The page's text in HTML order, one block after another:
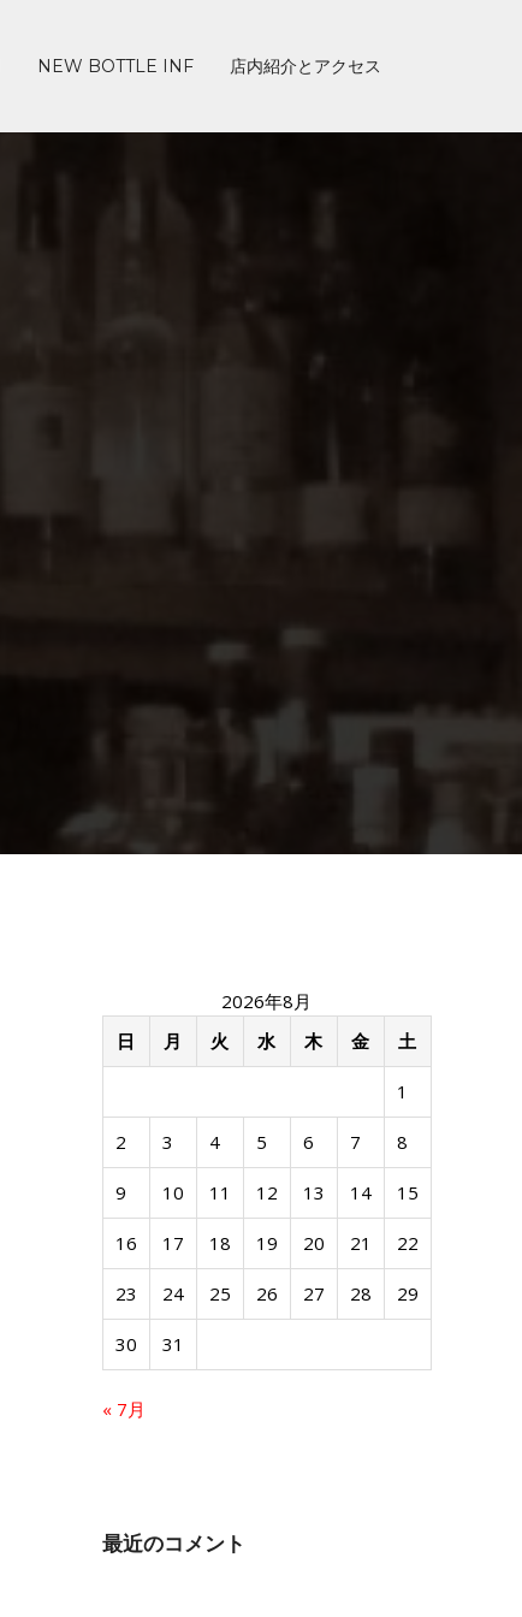
NEW BOTTLE INF 店内紹介とアクセス
2026年8月
日
月 火 水 木 金 土
1
2 3 4 5 6 7 8
9 10 11 12 13 14 15
16 17 18 19 20 21 22
23 24 25 26 27 28 29
30 31
« 7月
最近のコメント